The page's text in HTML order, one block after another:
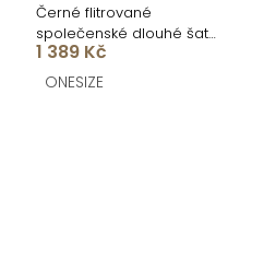
Černé flitrované
společenské dlouhé šaty
SCINTIA
1 389 Kč
ONESIZE